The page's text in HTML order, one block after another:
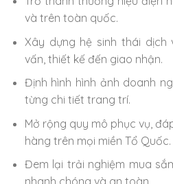
và trên toàn quốc.
Xây dựng hệ sinh thái
vấn, thiết kế đến giao nhận.
Định hình hình ảnh doanh
từng chi tiết trang trí.
Mở rộng quy mô phục vụ,
hàng trên mọi miền Tổ Quốc.
Đem lại trải nghiệm mua